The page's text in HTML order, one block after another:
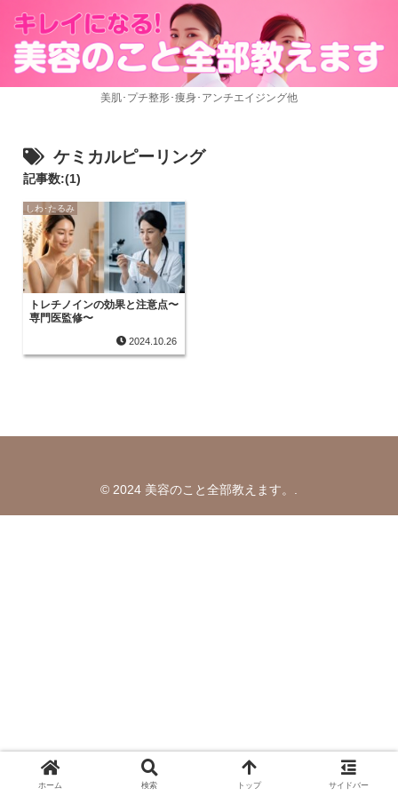
美肌･プチ整形･痩身･アンチエイジング他
ケミカルピーリング
記事数:(1)
しわ･たるみ
トレチノインの効果と注意点〜
専門医監修〜
2024.10.26
© 2024 美容のこと全部教えます。.
ホーム 検索 トップ サイドバー